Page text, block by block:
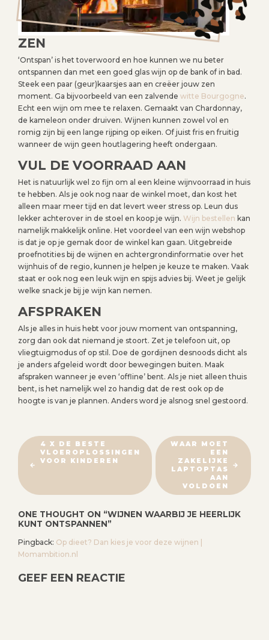
ZEN
‘Ontspan’ is het toverwoord en hoe kunnen we nu beter
ontspannen dan met een goed glas wijn op de bank of in bad.
Steek een paar (geur)kaarsjes aan en creëer jouw zen
moment. Ga bijvoorbeeld van een zalvende witte Bourgogne.
Echt een wijn om mee te relaxen. Gemaakt van Chardonnay,
de kameleon onder druiven. Wijnen kunnen zowel vol en
romig zijn bij een lange rijping op eiken. Of juist fris en fruitig
wanneer de wijn geen houtlagering heeft ondergaan.
VUL DE VOORRAAD AAN
Het is natuurlijk wel zo fijn om al een kleine wijnvoorraad in huis
te hebben. Als je ook nog naar de winkel moet, dan kost het
alleen maar meer tijd en dat levert weer stress op. Leun dus
lekker achterover in de stoel en koop je wijn. Wijn bestellen kan
namelijk makkelijk online. Het voordeel van een wijn webshop
is dat je op je gemak door de winkel kan gaan. Uitgebreide
proefnotities bij de wijnen en achtergrondinformatie over het
wijnhuis of de regio, kunnen je helpen je keuze te maken. Vaak
staat er ook nog een leuk wijn en spijs advies bij. Weet je gelijk
welke snack je bij je wijn kan nemen.
AFSPRAKEN
Als je alles in huis hebt voor jouw moment van ontspanning,
zorg dan ook dat niemand je stoort. Zet je telefoon uit, op
vliegtuigmodus of op stil. Doe de gordijnen desnoods dicht als
je anders afgeleid wordt door bewegingen buiten. Maak
afspraken wanneer je even ‘offline’ bent. Als je niet alleen thuis
bent, is het namelijk wel zo handig dat de rest ook op de
hoogte is van je plannen. Anders word je alsnog snel gestoord.
B
E
R
I
H
N
V
4 X DE BESTE
VLOEROPLOSSINGEN
VOOR KINDEREN
WAAR MOET
EEN
ZAKELIJKE
LAPTOPTAS
AAN
VOLDOEN
ONE THOUGHT ON “WIJNEN WAARBIJ JE HEERLIJK
KUNT ONTSPANNEN”
Pingback: Op dieet? Dan kies je voor deze wijnen |
Momambition.nl
GEEF EEN REACTIE